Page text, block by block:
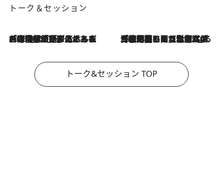
トーク＆セッション
2026.8.3
「今後値上げがあるとすれば…」「リスクがあるのは今年の冬」エネルギー専門家が語る、ホルムズ海峡封鎖が家庭にもたらす“ある心配” 2026.8.3
「住宅建てられない…」「サーチャージ料の高値が続いている」ホルムズ海峡封鎖による影響はいつまで続く？《エネルギー専門家に聞く“どうなる日本の暮らし”》
トーク&セッション TOP